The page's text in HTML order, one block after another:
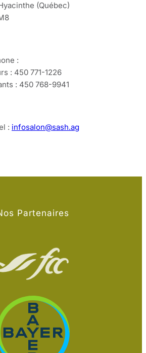
(Québec)
:
: 450 771-1226
: 450 768-9941
: infosalon@sash.ag
Partenaires